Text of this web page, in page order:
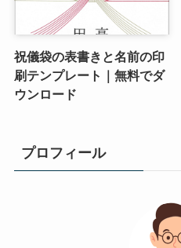
祝儀袋の表書きと名前の印
刷テンプレート｜無料でダ
ウンロード
プロフィール